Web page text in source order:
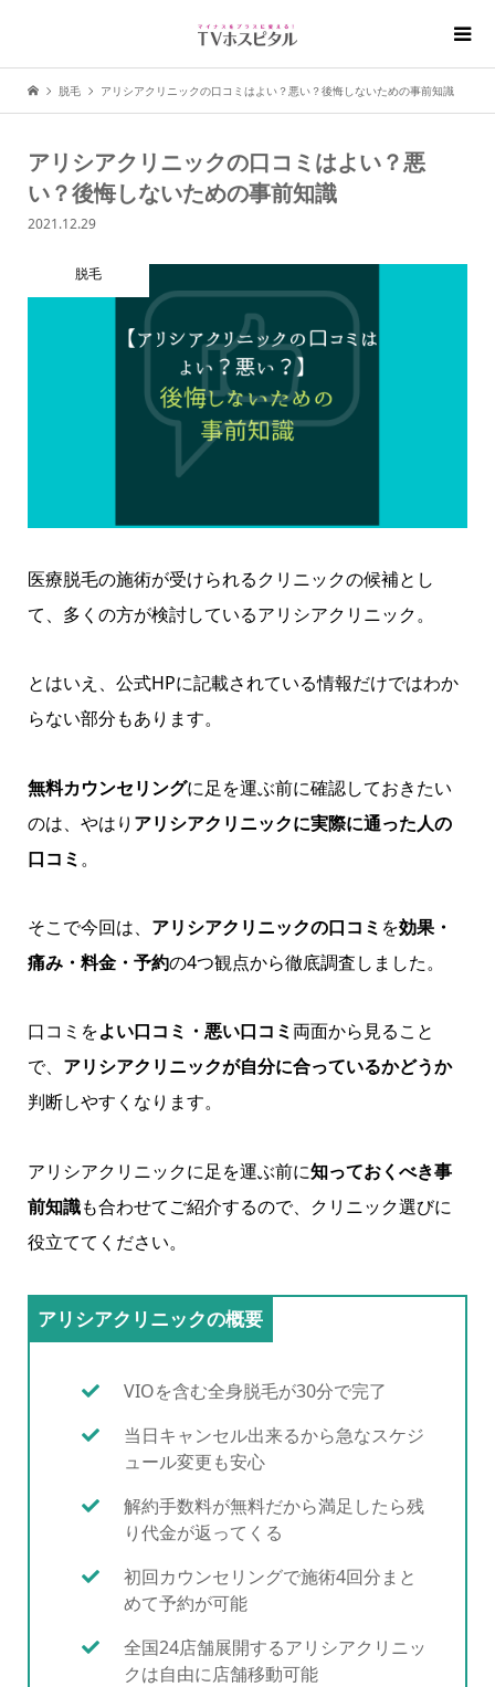
脱毛 アリシアクリニックの口コミはよい？悪い？後悔しないための事前知識
アリシアクリニックの口コミはよい？悪
い？後悔しないための事前知識
2021.12.29
脱毛
医療脱毛の施術が受けられるクリニックの候補とし
て、多くの方が検討しているアリシアクリニック。
とはいえ、公式HPに記載されている情報だけではわか
らない部分もあります。
無料カウンセリングに足を運ぶ前に確認しておきたい
のは、やはり アリシアクリニックに実際に通った人の
口コミ。
そこで今回は、 アリシアクリニックの口コミ を効果・
痛み・料金・予約の4つ観点から徹底調査しました。
口コミをよい口コミ・悪い口コミ両面から見ること
で、 アリシアクリニックが自分に合っているかどうか
判断しやすくなります。
アリシアクリニックに足を運ぶ前に知っておくべき事
前知識も合わせてご紹介するので、クリニック選びに
役立ててください。
アリシアクリニックの概要
VIOを含む全身脱毛が30分で完了
当日キャンセル出来るから急なスケジ
ュール変更も安心
解約手数料が無料だから満足したら残
り代金が返ってくる
初回カウンセリングで施術4回分まと
めて予約が可能
全国24店舗展開するアリシアクリニッ
クは自由に店舗移動可能